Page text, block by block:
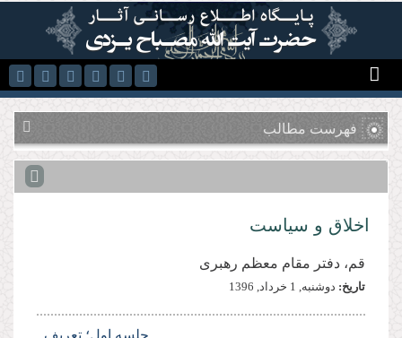
رفتن به محتوای اصلی
فهرست مطالب
اخلاق و سیاست
قم، دفتر مقام معظم رهبری
تاریخ: دوشنبه, 1 خرداد, 1396
جلسه اول؛ تعریف